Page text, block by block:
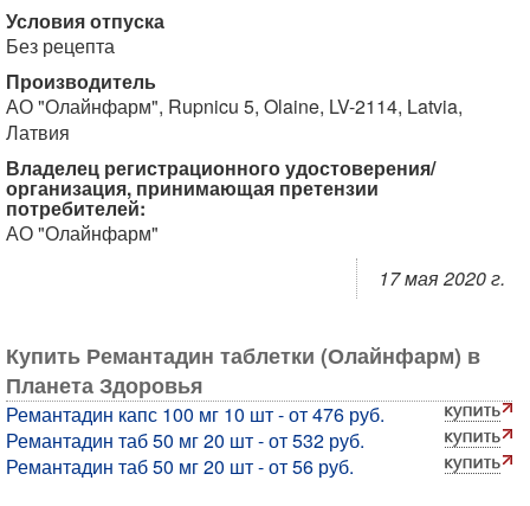
Условия отпуска
Без рецепта
Производитель
АО "Олайнфарм", Rupnicu 5, Olaine, LV-2114, Latvia,
Латвия
Владелец регистрационного удостоверения/
организация, принимающая претензии
потребителей:
АО "Олайнфарм"
17 мая 2020 г.
Купить Ремантадин таблетки (Олайнфарм) в
Планета Здоровья
Ремантадин капс 100 мг 10 шт - от 476 руб.
Ремантадин таб 50 мг 20 шт - от 532 руб.
Ремантадин таб 50 мг 20 шт - от 56 руб.